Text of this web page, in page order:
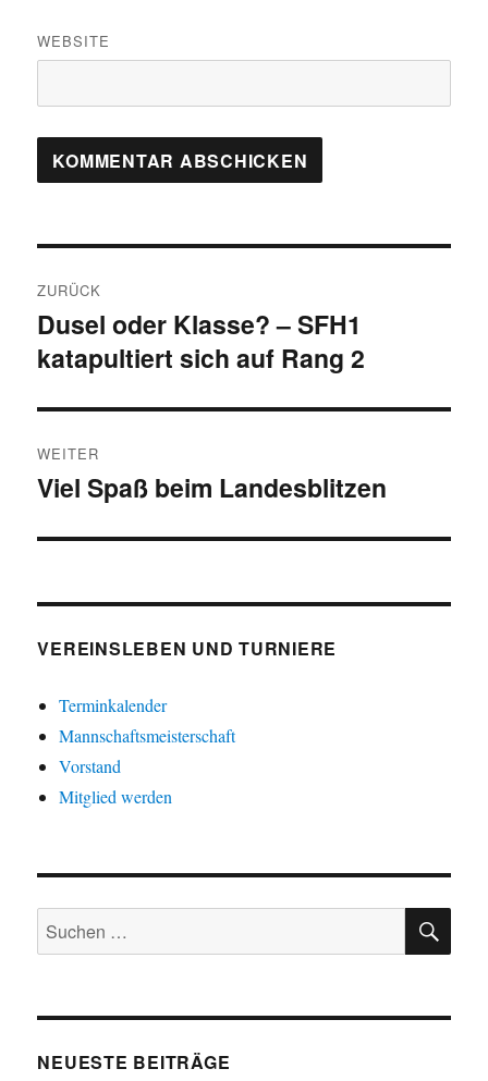
WEBSITE
ZURÜCK
Vorheriger
Beitrag:
Dusel oder Klasse? – SFH1
katapultiert sich auf Rang 2
WEITER
Nächster
Viel Spaß beim Landesblitzen
VEREINSLEBEN UND TURNIERE
Terminkalender
Mannschaftsmeisterschaft
Vorstand
Mitglied werden
Suche
nach:
NEUESTE BEITRÄGE